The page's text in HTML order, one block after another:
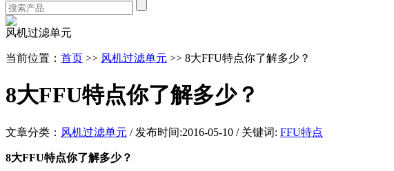
风机过滤单元
当前位置： 首页 >> 风机过滤单元 >> 8大FFU特点你了解多少？
8大FFU特点你了解多少？
文章分类： 风机过滤单元 / 发布时间:2016-05-10 / 关键词: FFU特点
8大FFU特点你了解多少？